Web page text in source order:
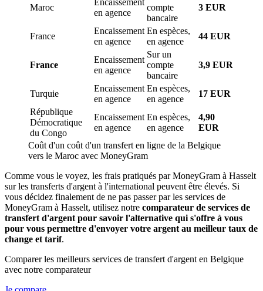
Maroc
Encaissement
en agence
compte
bancaire
3 EUR
France
Encaissement
en agence
En espèces,
en agence
44 EUR
France
Encaissement
en agence
Sur un
compte
bancaire
3,9 EUR
Turquie
Encaissement
en agence
En espèces,
en agence
17 EUR
République
Démocratique
du Congo
Encaissement
en agence
En espèces,
en agence
4,90
EUR
Coût d'un coût d'un transfert en ligne de la Belgique
vers le Maroc avec MoneyGram
Comme vous le voyez, les frais pratiqués par MoneyGram à Hasselt
sur les transferts d'argent à l'international peuvent être élevés. Si
vous décidez finalement de ne pas passer par les services de
MoneyGram à Hasselt, utilisez notre comparateur de services de
transfert d'argent pour savoir l'alternative qui s'offre à vous
pour vous permettre d'envoyer votre argent au meilleur taux de
change et tarif.
Comparer les meilleurs services de transfert d'argent en Belgique
avec notre comparateur